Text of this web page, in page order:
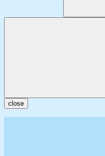
close